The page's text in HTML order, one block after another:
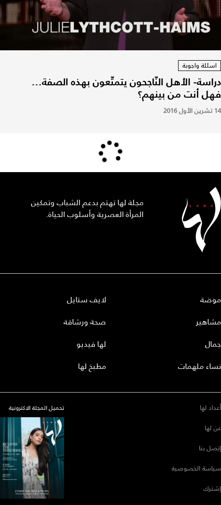
اسئلة واجوبة
دراسة- الأهل النّاجحون يتمتّعون بهذه الصفة...
فهل أنت من بينهم؟
14 تشرين الأول 2016
مجلة لها تهتم بدعم الشباب وتمكين
المرأة العصرية وأسلوب الحياة.
موضة
مشاهير
جمال
نساء ملهمات
لايف ستايل
صحة ورشاقة
لها فيديو
مطبخ لها
أعداد لها
عن لها
إتصل بنا
سياسة الخصوصية
إشترك
تحميل المجلة الاكترونية